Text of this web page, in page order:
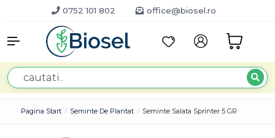
0752 101 802 office@biosel.ro
Pagina Start Seminte De Plantat Seminte Salata Sprinter 5 GR